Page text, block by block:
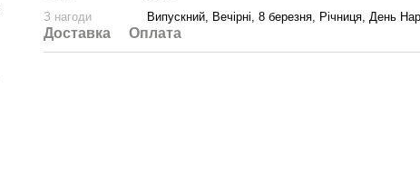
З нагоди
Випускний, Вечірні, 8 березня, Річниця, День
Доставка Оплата